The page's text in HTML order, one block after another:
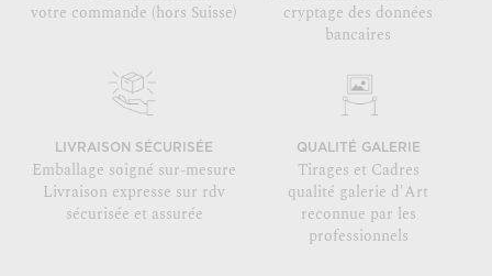
votre commande (hors Suisse)
cryptage des données
bancaires
LIVRAISON SÉCURISÉE
Emballage soigné sur-mesure
Livraison expresse sur rdv
sécurisée et assurée
QUALITÉ GALERIE
Tirages et Cadres
qualité galerie d'Art
reconnue par les
professionnels